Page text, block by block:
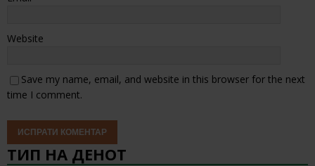
Website
Save my name, email, and website in this browser for the next
time I comment.
ТИП НА ДЕНОТ